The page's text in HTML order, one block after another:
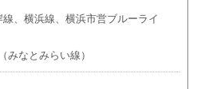
、横浜線、横浜市営ブルーライ
みなとみらい線）